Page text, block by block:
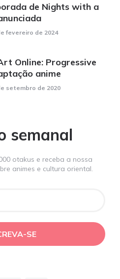
de Nights with a
fevereiro de 2024
Online: Progressive
anime
setembro de 2020
semanal
otakus e receba a nossa
animes e cultura oriental.